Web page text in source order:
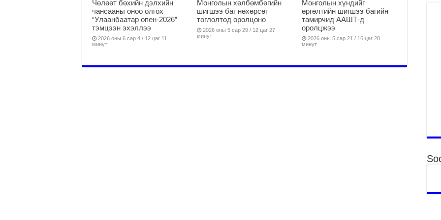
Чөлөөт бөхийн дэлхийн
чансааны оноо олгох
“Улаанбаатар опен-2026”
тэмцээн эхэллээ
2026 оны 6 сар 4 / 12 цаг 11
минут
Монголын хөлбөмбөгийн
шигшээ баг нөхөрсөг
тоглолтод оролцоно
2026 оны 5 сар 29 / 12 цаг 27
минут
Монголын хүндийг
өргөлтийн шигшээ багийн
тамирчид ААШТ-д
оролцжээ
2026 оны 5 сар 21 / 16 цаг 28
минут